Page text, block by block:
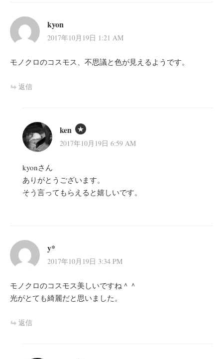
kyon
2017年10月19日 1:21 AM
モノクロのコスモス、不思議と色が見えるようです。
返信
ken
2017年10月19日 6:59 AM
kyonさん
ありがとうございます。
そう言ってもらえると嬉しいです。
y*
2017年10月19日 3:34 PM
モノクロのコスモス美しいですね＾＾
光がとても綺麗だと思いました。
返信